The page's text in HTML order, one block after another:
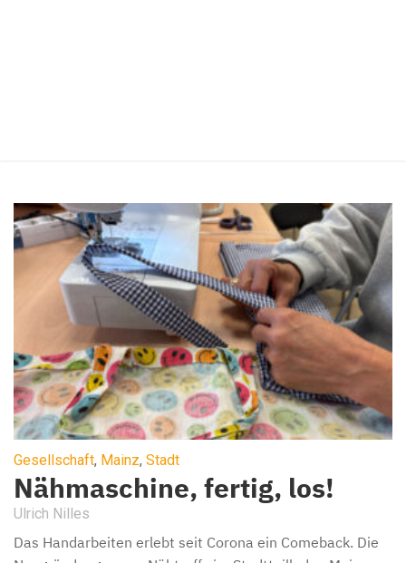
Gesellschaft, Mainz, Stadt
Nähmaschine, fertig, los!
Ulrich Nilles
Das Handarbeiten erlebt seit Corona ein Comeback. Die